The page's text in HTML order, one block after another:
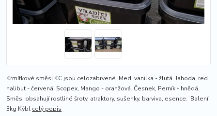
Krmítkové směsi KC jsou celozabrvené. Med, vanilka - žlutá. Jahoda, red
halibut - červená. Scopex, Mango - oranžová. Česnek, Perník - hnědá.
Směsi obsahují rostliné šroty, atraktory, sušenky, barviva, esence. Balení:
3kg Kýbl celý popis